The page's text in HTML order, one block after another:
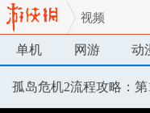
视频
单机 网游 动
孤岛危机2流程攻略：第